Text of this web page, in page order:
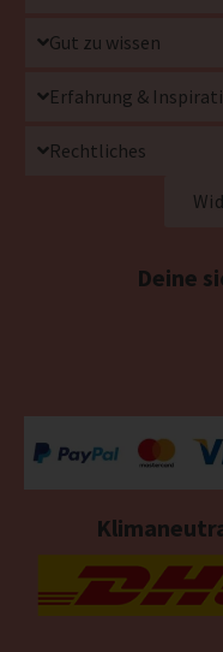
Gut zu wissen
Erfahrung &
Rechtliches
Deine